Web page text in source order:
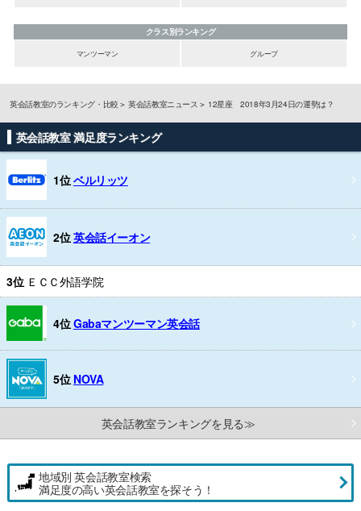
クラス別ランキング
マンツーマン
グループ
英会話教室のランキング・比較 英会話教室ニュース 12星座 2018年3月24日の運勢は？
英会話教室 満足度ランキング
1位ベルリッツ
2位英会話イーオン
3位 ＥＣＣ外語学院
4位Gabaマンツーマン英会話
5位 NOVA
英会話教室ランキングを見る≫
地域別 英会話教室検索
満足度の高い英会話教室を探そう！